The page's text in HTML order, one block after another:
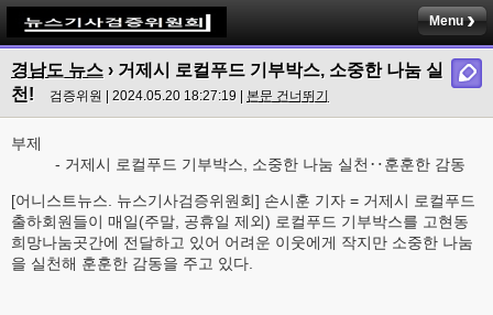
Menu
경남도 뉴스 › 거제시 로컬푸드 기부박스, 소중한 나눔 실
천!
검증위원 | 2024.05.20 18:27:19 | 본문 건너뛰기
부제
- 거제시 로컬푸드 기부박스, 소중한 나눔 실천‥훈훈한 감동
[어니스트뉴스. 뉴스기사검증위원회] 손시훈 기자 = 거제시 로컬푸드
출하회원들이 매일(주말, 공휴일 제외) 로컬푸드 기부박스를 고현동
희망나눔곳간에 전달하고 있어 어려운 이웃에게 작지만 소중한 나눔
을 실천해 훈훈한 감동을 주고 있다.